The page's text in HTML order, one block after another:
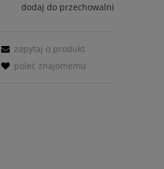
dodaj do przechowalni
zapytaj o produkt
poleć znajomemu